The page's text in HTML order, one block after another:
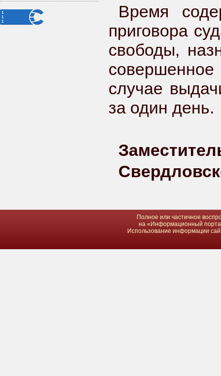
Время
приговора
свободы,
случае
за один день.
Полное или частичное
на «Информационный
Использование информации